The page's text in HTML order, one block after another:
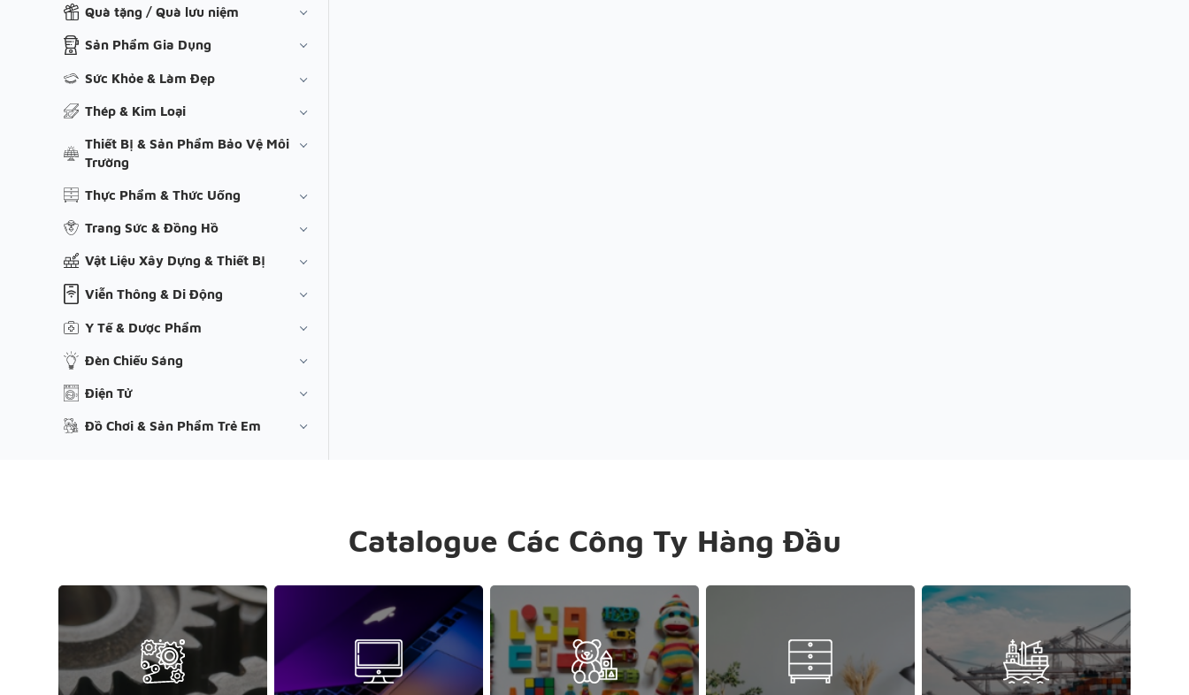
Quà tặng / Quà lưu niệm
Sản Phẩm Gia Dụng
Sức Khỏe & Làm Đẹp
Thép & Kim Loại
Thiết Bị & Sản Phẩm Bảo Vệ Môi
Trường
Thực Phẩm & Thức Uống
Trang Sức & Đồng Hồ
Vật Liệu Xây Dựng & Thiết Bị
Viễn Thông & Di Động
Y Tế & Dược Phẩm
Đèn Chiếu Sáng
Điện Tử
Đồ Chơi & Sản Phẩm Trẻ Em
Catalogue Các Công Ty Hàng Đầu